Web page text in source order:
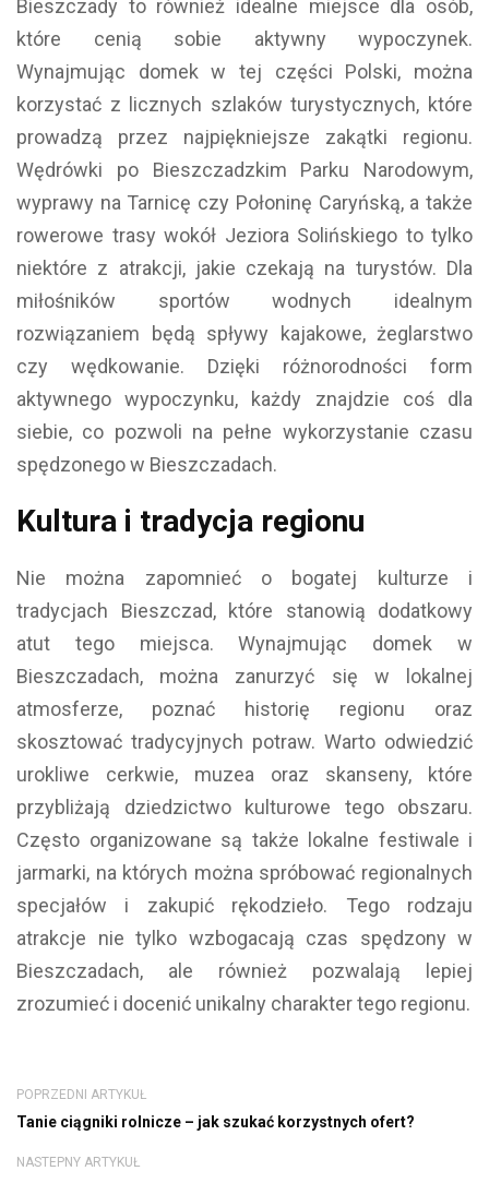
Bieszczady to również idealne miejsce dla osób,
które cenią sobie aktywny wypoczynek.
Wynajmując domek w tej części Polski, można
korzystać z licznych szlaków turystycznych, które
prowadzą przez najpiękniejsze zakątki regionu.
Wędrówki po Bieszczadzkim Parku Narodowym,
wyprawy na Tarnicę czy Połoninę Caryńską, a także
rowerowe trasy wokół Jeziora Solińskiego to tylko
niektóre z atrakcji, jakie czekają na turystów. Dla
miłośników sportów wodnych idealnym
rozwiązaniem będą spływy kajakowe, żeglarstwo
czy wędkowanie. Dzięki różnorodności form
aktywnego wypoczynku, każdy znajdzie coś dla
siebie, co pozwoli na pełne wykorzystanie czasu
spędzonego w Bieszczadach.
Kultura i tradycja regionu
Nie można zapomnieć o bogatej kulturze i
tradycjach Bieszczad, które stanowią dodatkowy
atut tego miejsca. Wynajmując domek w
Bieszczadach, można zanurzyć się w lokalnej
atmosferze, poznać historię regionu oraz
skosztować tradycyjnych potraw. Warto odwiedzić
urokliwe cerkwie, muzea oraz skanseny, które
przybliżają dziedzictwo kulturowe tego obszaru.
Często organizowane są także lokalne festiwale i
jarmarki, na których można spróbować regionalnych
specjałów i zakupić rękodzieło. Tego rodzaju
atrakcje nie tylko wzbogacają czas spędzony w
Bieszczadach, ale również pozwalają lepiej
zrozumieć i docenić unikalny charakter tego regionu.
POPRZEDNI ARTYKUŁ
Tanie ciągniki rolnicze – jak szukać korzystnych ofert?
NASTEPNY ARTYKUŁ